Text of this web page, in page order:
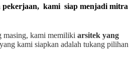
pekerjaan, kami siap menjadi mitra
masing, kami memiliki arsitek yang
kami siapkan adalah tukang pilihan